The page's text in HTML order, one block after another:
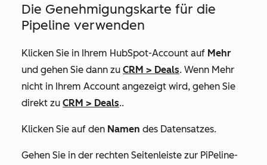
Die Genehmigungskarte für die
Pipeline verwenden
Klicken Sie in Ihrem HubSpot-Account auf Mehr
und gehen Sie dann zu CRM > Deals. Wenn Mehr
nicht in Ihrem Account angezeigt wird, gehen Sie
direkt zu CRM > Deals..
Klicken Sie auf den Namen des Datensatzes.
Gehen Sie in der rechten Seitenleiste zur PiPeline-